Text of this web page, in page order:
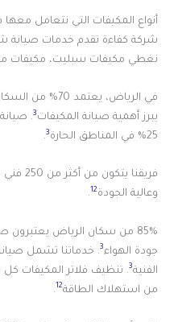
أنواع المكيفات التي نتعامل
شركة كفاءة تقدم خدمات صيانة
نغطي مكيفات سبليت، مكيفات
في الرياض،
يبرز أهمية صيانة المكيفات3
.
25% في المناطق الحارة
3
.
وعالية الجودة12
.
85% من سكان الرياض
جودة الهواء3. خدماتنا تشمل
الفنية3. تنظيف فلاتر المكيفات
من استهلاك الطاقة12
.